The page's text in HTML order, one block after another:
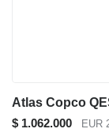
$ 1.062.000 EUR